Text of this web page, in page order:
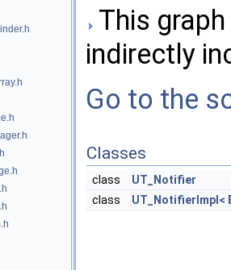
This
indirectly
Go to the
Classes
class
UT_Notifier
class
UT_NotifierImpl<